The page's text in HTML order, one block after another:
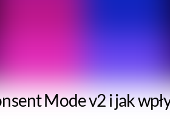
Mode v2 i jak